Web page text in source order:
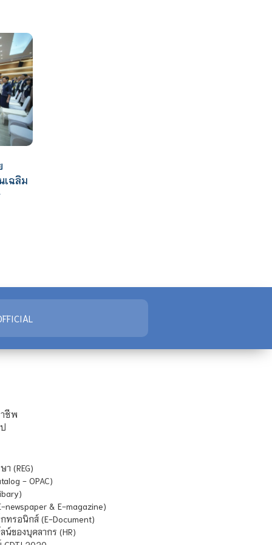
เฉลิม
าชีพ
(REG)
- OPAC)
& E-magazine)
ทรอนิกส์ (E-Document)
ของบุคลากร (HR)